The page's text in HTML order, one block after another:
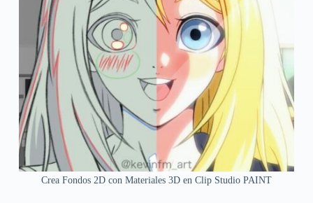
Crea Fondos 2D con Materiales 3D en Clip Studio PAINT